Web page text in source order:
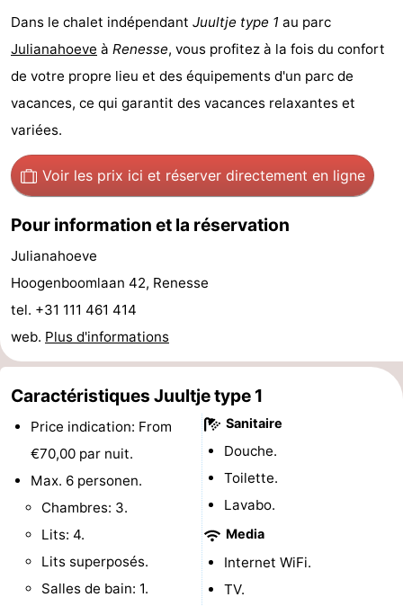
Port
Greve
-
Port
Zélande
-
Resort
-
't
Hof
Haamstede
Schouwen
-
Schouwse
-
Haert
Wijde
-
Village
Zeeuwse
Kust
-
Zonnedorp
-
Hof
Haamstede
Hôtels
Last
minutes
Plages
Voir
Dans le chalet indépendant Juultje type 1 au parc
Julianahoeve à Renesse, vous profitez à la fois du confort
de votre propre lieu et des équipements d'un parc de
vacances, ce qui garantit des vacances relaxantes et
variées.
Voir les prix ici et réserver directement en ligne
Pour information et la réservation
Julianahoeve
Hoogenboomlaan 42, Renesse
tel. +31 111 461 414
web. Plus d'informations
Caractéristiques Juultje type 1
Price indication: From
€70,00 par nuit.
Max. 6 personen.
Chambres: 3.
Lits: 4.
Lits superposés.
Salles de bain: 1.
Sanitaire
Douche.
Toilette.
Lavabo.
Media
Internet WiFi.
TV.